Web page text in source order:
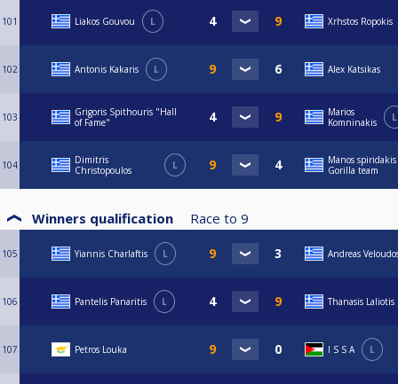
101 Liakos Gouvou L Xrhstos Ropokis
102 Antonis Kakaris L Alex Katsikas
103
Grigoris Spithouris "Hall
of Fame"
Marios
Komninakis
L
104
Dimitris
Christopoulos
L
Manos spiridakis
Gorilla team
Winners qualification Race to 9
105 Yiannis Charlaftis L Andreas
106 Pantelis Panaritis L Thanasis Laliotis
107 Petros Louka I S S A L